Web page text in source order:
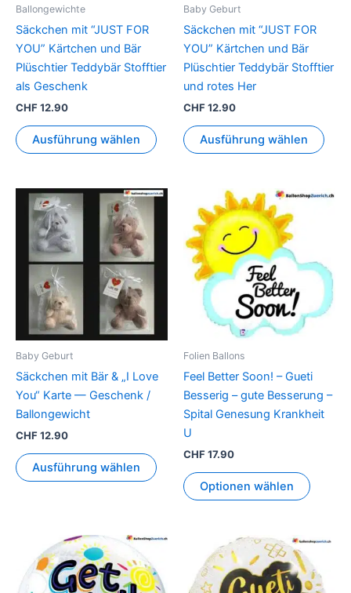
Ballongewichte
Säckchen mit “JUST FOR
YOU” Kärtchen und Bär
Plüschtier Teddybär Stofftier
als Geschenk
CHF12.90
Ausführung wählen
Produktseite
gewählt
werden
Baby Geburt
Säckchen mit “JUST FOR
YOU” Kärtchen und Bär
Plüschtier Teddybär Stofftier
und rotes Her
CHF12.90
Ausführung wählen
Baby Geburt
Säckchen mit Bär & „I Love
You“ Karte — Geschenk /
Ballongewicht
CHF12.90
Ausführung wählen
Dieses
Produkt
mehrere
Varianten
der
Produktseite
gewählt
werden
Folien Ballons
Feel Better Soon! – Gueti
Besserig – gute Besserung –
Spital Genesung Krankheit
U
CHF17.90
Optionen wählen